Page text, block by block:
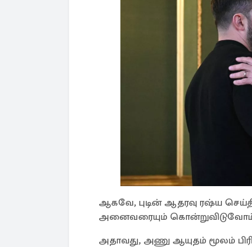
ஆகவே, புடின் ஆதரவு ரஷ்ய
அனைவரையும் கொன்றுவிடுவோம்
அதாவது, அணு ஆயுதம் மூலம்